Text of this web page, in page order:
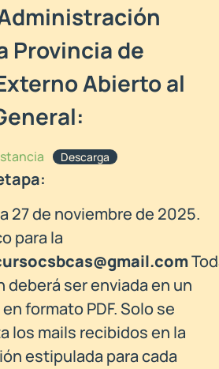
Provincia de
Abierto al
Descarga
27 de noviembre de 2025.
para la
deberá ser enviada en un
formato PDF. Solo se
los mails recibidos en la
estipulada para cada